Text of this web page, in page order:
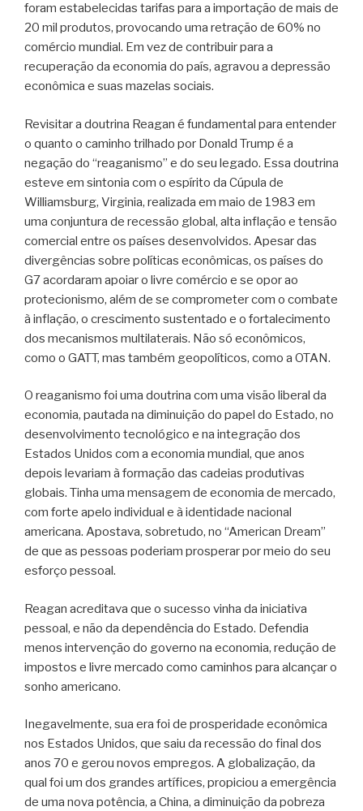
foram estabelecidas tarifas para a importação de mais de
20 mil produtos, provocando uma retração de 60% no
comércio mundial. Em vez de contribuir para a
recuperação da economia do país, agravou a depressão
econômica e suas mazelas sociais.
Revisitar a doutrina Reagan é fundamental para entender
o quanto o caminho trilhado por Donald Trump é a
negação do “reaganismo” e do seu legado. Essa doutrina
esteve em sintonia com o espírito da Cúpula de
Williamsburg, Virginia, realizada em maio de 1983 em
uma conjuntura de recessão global, alta inflação e tensão
comercial entre os países desenvolvidos. Apesar das
divergências sobre políticas econômicas, os países do
G7 acordaram apoiar o livre comércio e se opor ao
protecionismo, além de se comprometer com o combate
à inflação, o crescimento sustentado e o fortalecimento
dos mecanismos multilaterais. Não só econômicos,
como o GATT, mas também geopolíticos, como a OTAN.
O reaganismo foi uma doutrina com uma visão liberal da
economia, pautada na diminuição do papel do Estado, no
desenvolvimento tecnológico e na integração dos
Estados Unidos com a economia mundial, que anos
depois levariam à formação das cadeias produtivas
globais. Tinha uma mensagem de economia de mercado,
com forte apelo individual e à identidade nacional
americana. Apostava, sobretudo, no “American Dream”
de que as pessoas poderiam prosperar por meio do seu
esforço pessoal.
Reagan acreditava que o sucesso vinha da iniciativa
pessoal, e não da dependência do Estado. Defendia
menos intervenção do governo na economia, redução de
impostos e livre mercado como caminhos para alcançar o
sonho americano.
Inegavelmente, sua era foi de prosperidade econômica
nos Estados Unidos, que saiu da recessão do final dos
anos 70 e gerou novos empregos. A globalização, da
qual foi um dos grandes artífices, propiciou a emergência
de uma nova potência, a China, a diminuição da pobreza